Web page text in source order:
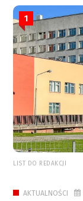
1
LIST DO REDAKCJI
AKTUALNOŚCI